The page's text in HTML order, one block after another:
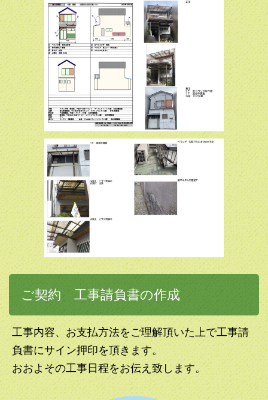
ご契約 工事請負書の作成
工事内容、お支払方法をご理解頂いた上で工事請
負書にサイン押印を頂きます。
おおよその工事日程をお伝え致します。